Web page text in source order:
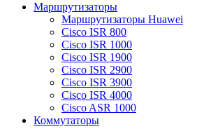
Маршрутизаторы
Маршрутизаторы Huawei
Cisco ISR 800
Cisco ISR 1000
Cisco ISR 1900
Cisco ISR 2900
Cisco ISR 3900
Cisco ISR 4000
Cisco ASR 1000
Коммутаторы